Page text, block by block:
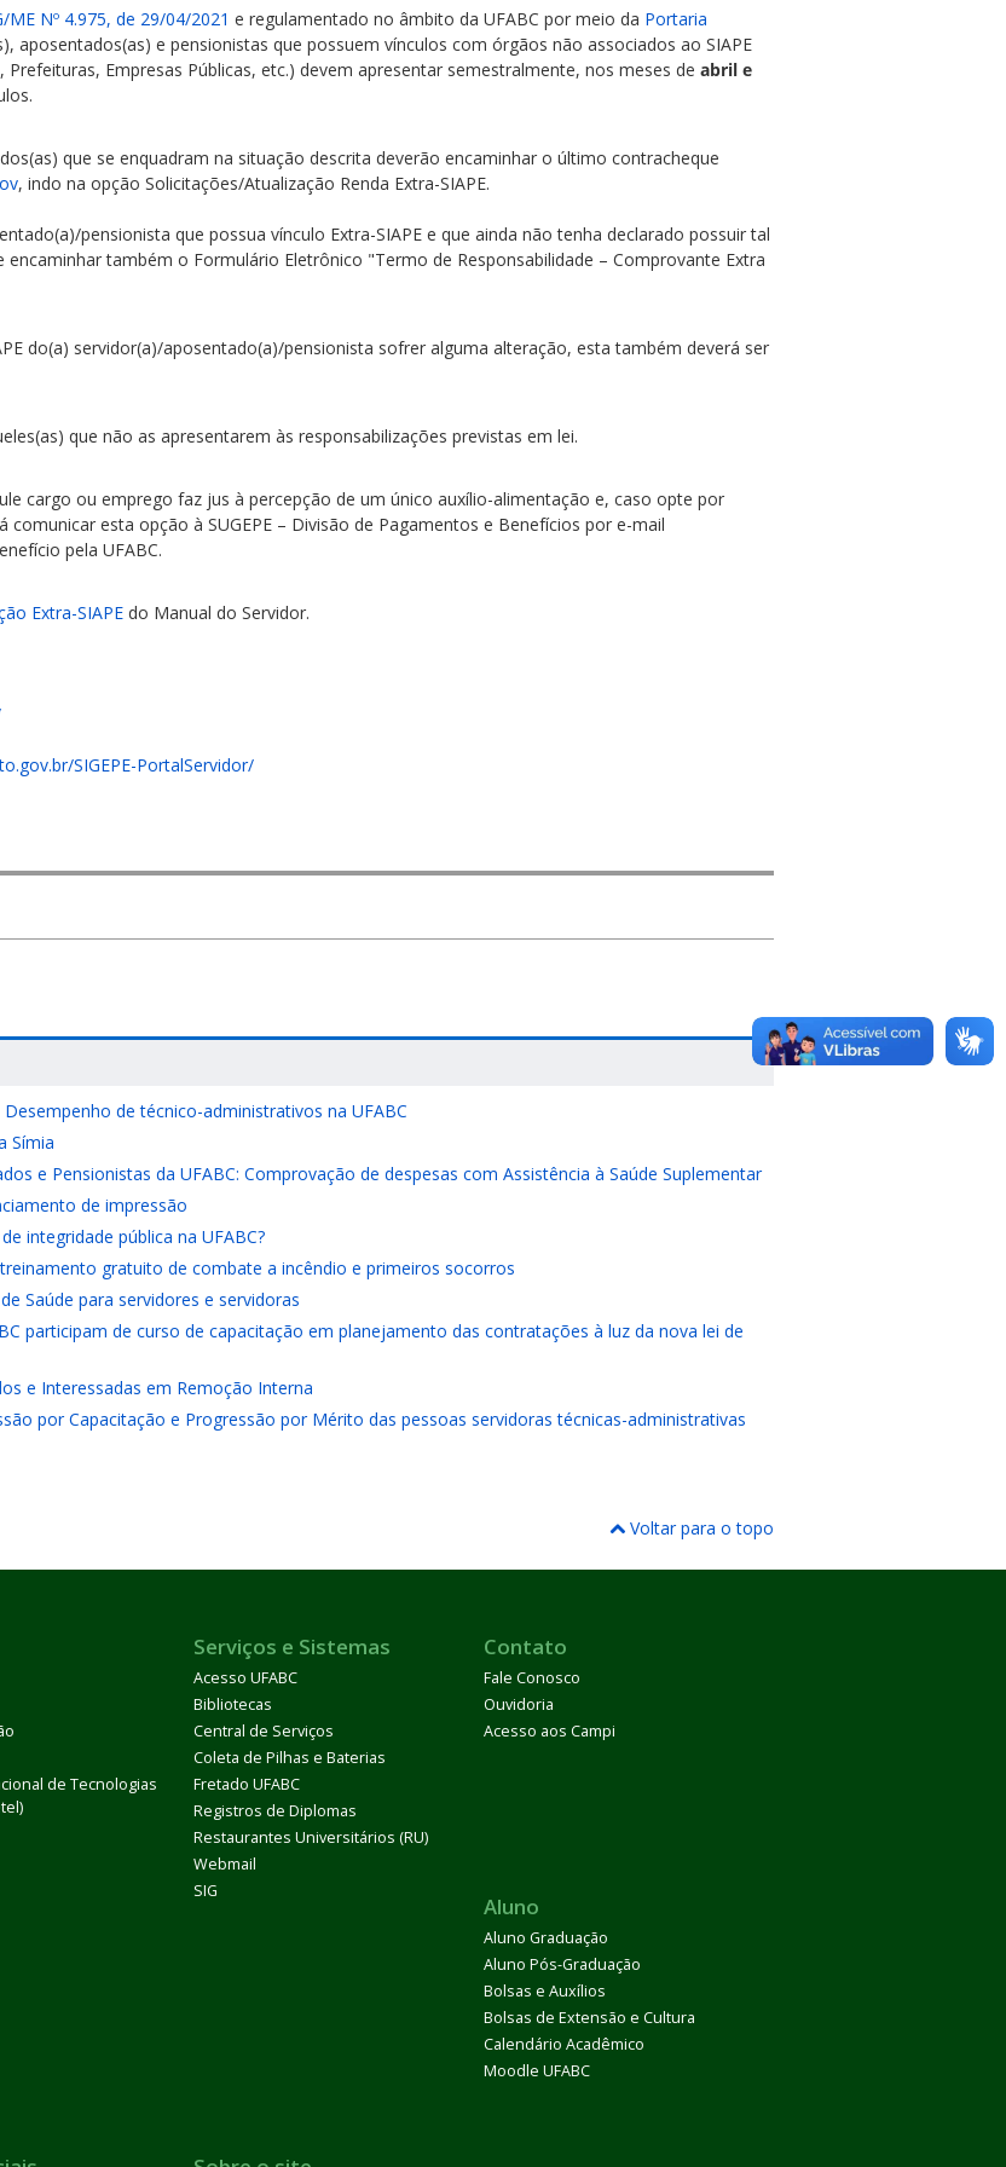
ME Nº 4.975, de 29/04/2021 e regulamentado no âmbito da UFABC por meio da Portaria
aposentados(as) e pensionistas que possuem vínculos com órgãos não associados ao SIAPE
Empresas Públicas, etc.) devem apresentar semestralmente, nos meses de abril e
que se enquadram na situação descrita deverão encaminhar o último contracheque
, indo na opção Solicitações/Atualização Renda Extra-SIAPE.
pensionista que possua vínculo Extra-SIAPE e que ainda não tenha declarado possuir tal
também o Formulário Eletrônico "Termo de Responsabilidade – Comprovante Extra
do(a) servidor(a)/aposentado(a)/pensionista sofrer alguma alteração, esta também deverá ser
que não as apresentarem às responsabilizações previstas em lei.
cargo ou emprego faz jus à percepção de um único auxílio-alimentação e, caso opte por
comunicar esta opção à SUGEPE – Divisão de Pagamentos e Benefícios por e-mail
pela UFABC.
Extra-SIAPE do Manual do Servidor.
SIGEPE-PortalServidor/
de técnico-administrativos na UFABC
Símia
e Pensionistas da UFABC: Comprovação de despesas com Assistência à Saúde Suplementar
de impressão
integridade pública na UFABC?
gratuito de combate a incêndio e primeiros socorros
Saúde para servidores e servidoras
participam de curso de capacitação em planejamento das contratações à luz da nova lei de
e Interessadas em Remoção Interna
por Capacitação e Progressão por Mérito das pessoas servidoras técnicas-administrativas
Voltar para o topo
de Tecnologias
Serviços e Sistemas
Acesso UFABC
Bibliotecas
Central de Serviços
Coleta de Pilhas e Baterias
Fretado UFABC
Registros de Diplomas
Restaurantes Universitários (RU)
Webmail
SIG
Contato
Fale Conosco
Ouvidoria
Acesso aos Campi
Aluno
Aluno Graduação
Aluno Pós-Graduação
Bolsas e Auxílios
Bolsas de Extensão e Cultura
Calendário Acadêmico
Moodle UFABC